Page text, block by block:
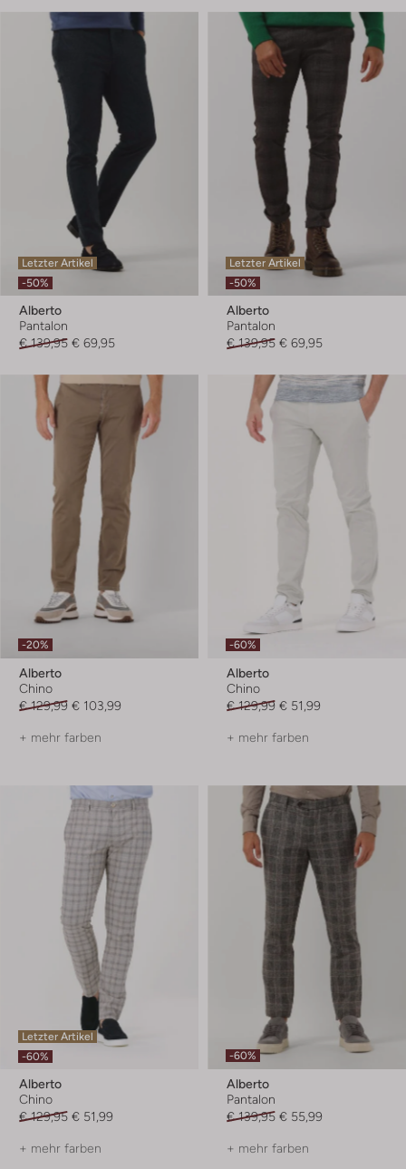
Letzter Artikel
-50%
Alberto
Pantalon
€ 139,95 € 69,95
Letzter Artikel
-50%
Alberto
Pantalon
€ 139,95 € 69,95
-20%
Alberto
Chino
€ 129,99 € 103,99
+ mehr farben
-60%
Alberto
Chino
€ 129,99 € 51,99
+ mehr farben
Letzter Artikel
-60%
Alberto
Chino
€ 129,95 € 51,99
+ mehr farben
-60%
Alberto
Pantalon
€ 139,95 € 55,99
+ mehr farben